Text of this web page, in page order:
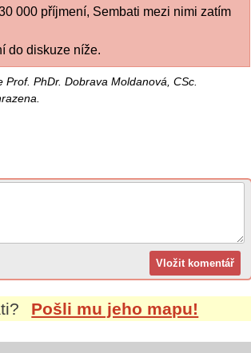
000 příjmení, Sembati mezi nimi zatím
do diskuze níže.
PhDr. Dobrava Moldanová, CSc.
? Pošli mu jeho mapu!